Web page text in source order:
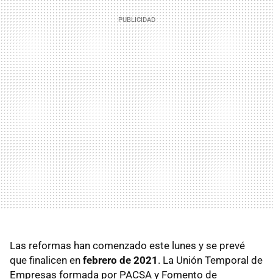
Las reformas han comenzado este lunes y se prevé
que finalicen en febrero de 2021 . La Unión Temporal de
Empresas formada por PACSA y Fomento de